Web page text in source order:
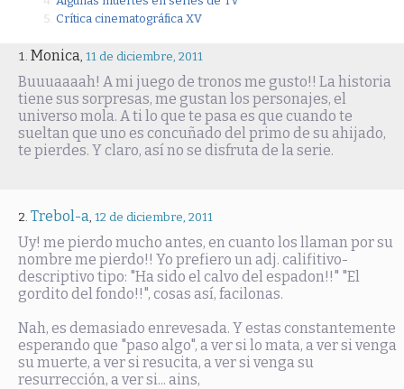
Crítica cinematográfica XV
Monica 11 de diciembre, 2011
Buuuaaaah! A mi juego de tronos me gusto!! La historia
tiene sus sorpresas, me gustan los personajes, el
universo mola. A ti lo que te pasa es que cuando te
sueltan que uno es concuñado del primo de su ahijado,
te pierdes. Y claro, así no se disfruta de la serie.
Trebol-a 12 de diciembre, 2011
Uy! me pierdo mucho antes, en cuanto los llaman por su
nombre me pierdo!! Yo prefiero un adj. califitivo-
descriptivo tipo: "Ha sido el calvo del espadon!!" "El
gordito del fondo!!", cosas así, facilonas.
Nah, es demasiado enrevesada. Y estas constantemente
esperando que "paso algo", a ver si lo mata, a ver si venga
su muerte, a ver si resucita, a ver si venga su
resurrección, a ver si... ains,